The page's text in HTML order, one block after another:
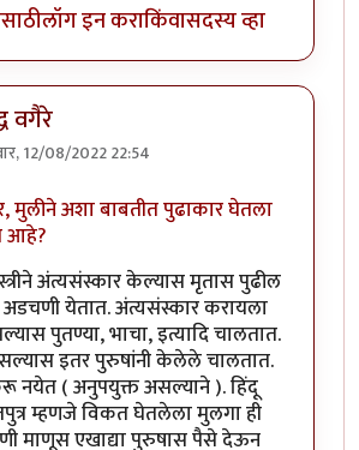
लॉग इन कराकिंवासदस्य व्हा
वगैरे
12/08/2022 22:54
अशा बाबतीत पुढाकार घेतला
आहे?
अंत्यसंस्कार केल्यास मृतास पुढील
येतात. अंत्यसंस्कार करायला
पुतण्या, भाचा, इत्यादि चालतात.
इतर पुरुषांनी केलेले चालतात.
करू नयेत ( अनुपयुक्त असल्याने ). हिंदू
म्हणजे विकत घेतलेला मुलगा ही
माणूस एखाद्या पुरुषास पैसे देऊन